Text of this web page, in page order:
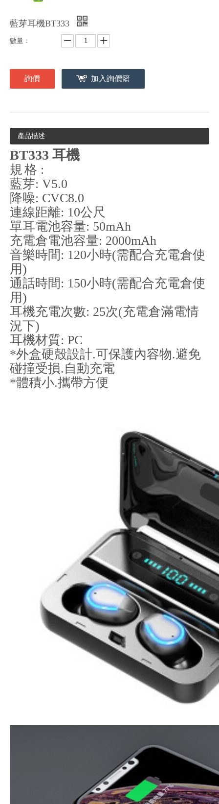
藍芽耳機BT333
數量：
詢價 加入詢價籃
產品描述
BT333 耳機
規格 :
藍芽: V5.0
降噪: CVC8.0
連線距離: 10公尺
單耳電池容量: 50mAh
充電倉電池容量: 2000mAh
音樂時間: 120小時(需配合充電倉使
用)
通話時間: 150小時(需配合充電倉使
用)
耳機充電次數: 25次(充電倉滿電情
況下)
耳機材質: PC
*外盒硬殼設計.可保護內容物.避免
碰撞受損.自動充電
*體積小.攜帶方便